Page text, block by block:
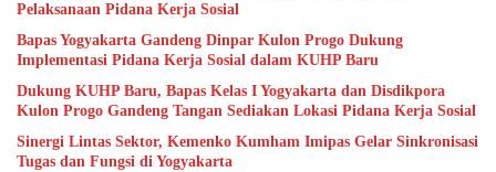
Pelaksanaan Pidana Kerja Sosial
Bapas Yogyakarta Gandeng Dinpar Kulon Progo Dukung
Implementasi Pidana Kerja Sosial dalam KUHP Baru
Dukung KUHP Baru, Bapas Kelas I Yogyakarta dan Disdikpora
Kulon Progo Gandeng Tangan Sediakan Lokasi Pidana Kerja Sosial
Sinergi Lintas Sektor, Kemenko Kumham Imipas Gelar Sinkronisasi
Tugas dan Fungsi di Yogyakarta